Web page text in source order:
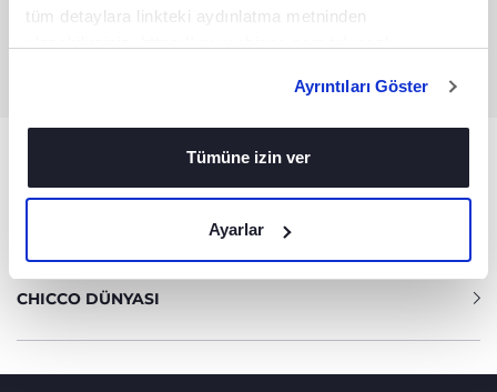
tüm detaylara linkteki aydınlatma metninden
Ayrıntıları Göster
Tümüne izin ver
Ayarlar
BILGIYE MI IHTIYACINIZ VAR?
+90 216 570 30 79
CHICCO DÜNYASI